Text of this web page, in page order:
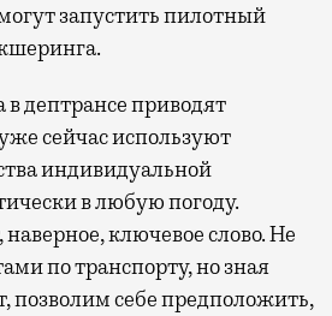
запустить пилотный
в дептрансе приводят
сейчас используют
индивидуальной
в любую погоду.
ключевое слово. Не
по транспорту, но зная
позволим себе предположить,